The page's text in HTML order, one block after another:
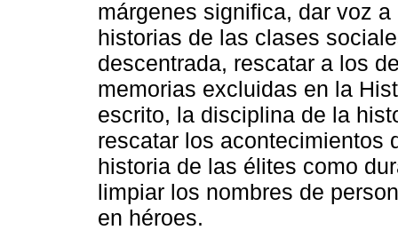
márgenes significa, dar voz
historias de las clases
descentrada, rescatar a los
memorias excluidas en la
escrito, la disciplina de la
rescatar los acontecimientos
historia de las élites como
limpiar los nombres de
en héroes.